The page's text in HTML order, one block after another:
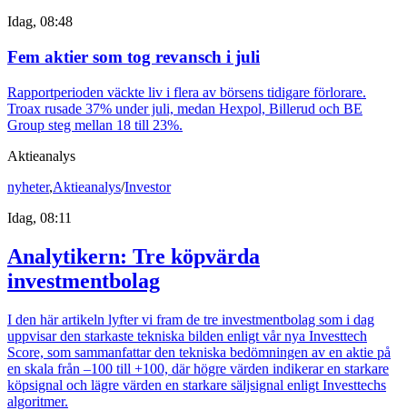
Idag, 08:48
Fem aktier som tog revansch i juli
Rapportperioden väckte liv i flera av börsens tidigare förlorare.
Troax rusade 37% under juli, medan Hexpol, Billerud och BE
Group steg mellan 18 till 23%.
Aktieanalys
nyheter,Aktieanalys/Investor
Idag, 08:11
Analytikern: Tre köpvärda
investmentbolag
I den här artikeln lyfter vi fram de tre investmentbolag som i dag
uppvisar den starkaste tekniska bilden enligt vår nya Investtech
Score, som sammanfattar den tekniska bedömningen av en aktie på
en skala från –100 till +100, där högre värden indikerar en starkare
köpsignal och lägre värden en starkare säljsignal enligt Investtechs
algoritmer.